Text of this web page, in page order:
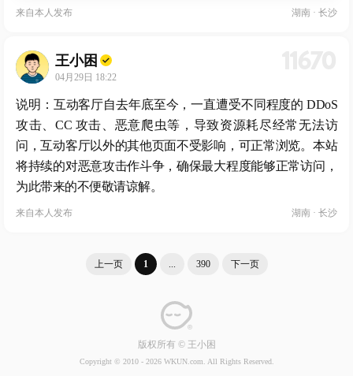
来自本人发布 湖南 · 长沙
王小困
04月29日 18:22
说明：互动客厅自去年底至今，一直遭受不同程度的 DDoS
攻击、CC 攻击、恶意爬虫等，导致资源耗尽经常无法访
问，互动客厅以外的其他页面不受影响，可正常浏览。本站
将持续的对恶意攻击作斗争，确保最大程度能够正常访问，
为此带来的不便敬请谅解。
来自本人发布 湖南 · 长沙
上一页 1 390 下一页
版权所有 © 王小困
Copyright © 2010 - 2026 WKUN.com. All Rights Reserved.